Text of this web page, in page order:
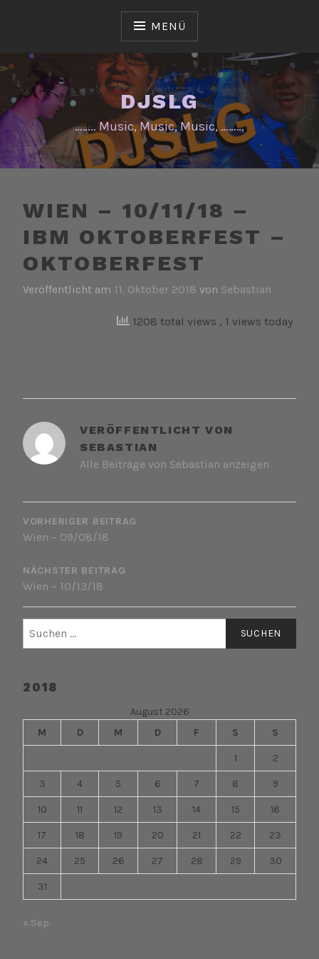
MENÜ
DJSLG
…….. Music, Music, Music, ………
WIEN – 10/11/18 –
IBM OKTOBERFEST –
OKTOBERFEST
Veröffentlicht am 11. Oktober 2018 von Sebastian
1208 total views , 1 views today
VERÖFFENTLICHT VON
SEBASTIAN
Alle Beiträge von Sebastian anzeigen
BEITRAGSNAVIGATION
VORHERIGER BEITRAG
Wien – 09/08/18
NÄCHSTER BEITRAG
Wien – 10/13/18
nach:
2018
August 2026
M
D M D F S S
1 2
3 4 5 6 7 8 9
10 11 12 13 14 15 16
17 18 19 20 21 22 23
24 25 26 27 28 29 30
31
« Sep.